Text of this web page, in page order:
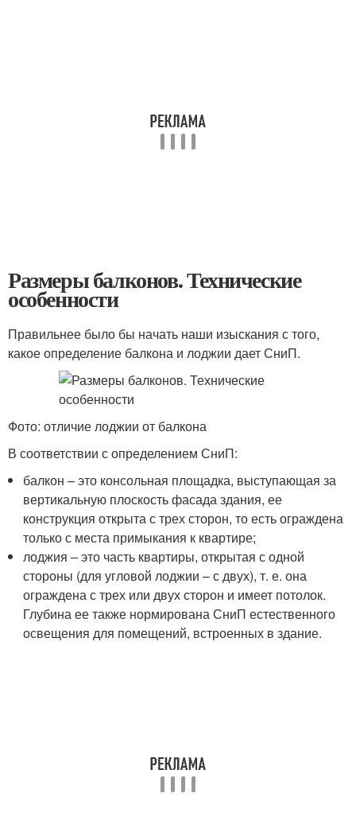
Размеры балконов. Технические
особенности
Правильнее было бы начать наши изыскания с того,
какое определение балкона и лоджии дает СниП.
Фото: отличие лоджии от балкона
В соответствии с определением СниП:
балкон – это консольная площадка, выступающая за
вертикальную плоскость фасада здания, ее
конструкция открыта с трех сторон, то есть ограждена
только с места примыкания к квартире;
лоджия – это часть квартиры, открытая с одной
стороны (для угловой лоджии – с двух), т. е. она
ограждена с трех или двух сторон и имеет потолок.
Глубина ее также нормирована СниП естественного
освещения для помещений, встроенных в здание.